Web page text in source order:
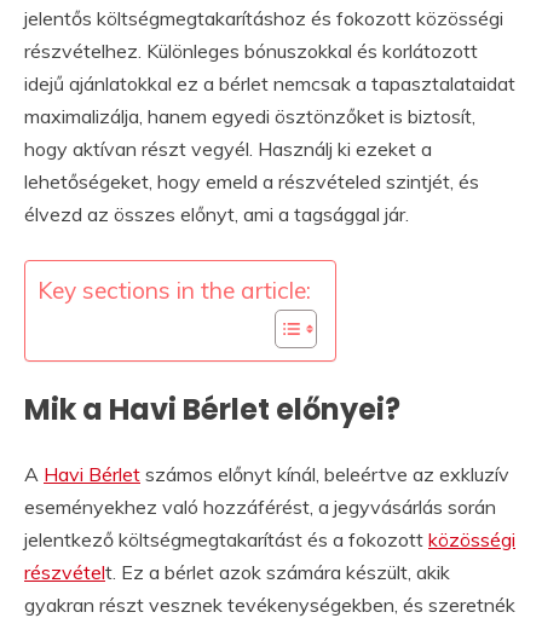
jelentős költségmegtakarításhoz és fokozott közösségi
részvételhez. Különleges bónuszokkal és korlátozott
idejű ajánlatokkal ez a bérlet nemcsak a tapasztalataidat
maximalizálja, hanem egyedi ösztönzőket is biztosít,
hogy aktívan részt vegyél. Használj ki ezeket a
lehetőségeket, hogy emeld a részvételed szintjét, és
élvezd az összes előnyt, ami a tagsággal jár.
Key sections in the article:
Mik a Havi Bérlet előnyei?
A Havi Bérlet számos előnyt kínál, beleértve az exkluzív
eseményekhez való hozzáférést, a jegyvásárlás során
jelentkező költségmegtakarítást és a fokozott közösségi
részvételt. Ez a bérlet azok számára készült, akik
gyakran részt vesznek tevékenységekben, és szeretnék